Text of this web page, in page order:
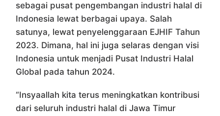
sebagai pusat pengembangan industri halal di
Indonesia lewat berbagai upaya. Salah
satunya, lewat penyelenggaraan EJHIF Tahun
2023. Dimana, hal ini juga selaras dengan visi
Indonesia untuk menjadi Pusat Industri Halal
Global pada tahun 2024.
“Insyaallah kita terus meningkatkan kontribusi
dari seluruh industri halal di Jawa Timur